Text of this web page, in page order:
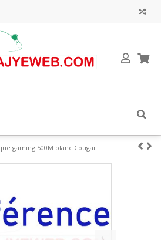
gaming 500M blanc Cougar